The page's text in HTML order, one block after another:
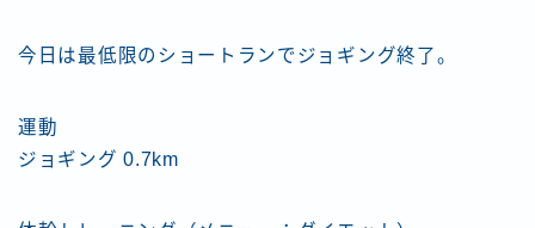
今日は最低限のショートランでジョギング終了。
運動
ジョギング 0.7km